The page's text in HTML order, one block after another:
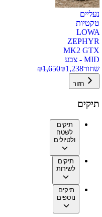
נעליים
טקטיות
LOWA
ZEPHYR
MK2 GTX
MID - צבע
שחור
₪1,238
₪1,650
חזור
תיקים
תיקים
לשטח
ולטיולים
תיקים
לשירות
תיקים
נוספים